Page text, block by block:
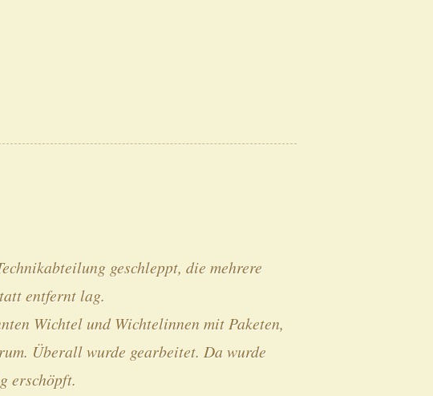
geschleppt, die mehrere
entfernt lag.
Wichtel und Wichtelinnen mit Paketen,
Überall wurde gearbeitet. Da wurde
erschöpft.